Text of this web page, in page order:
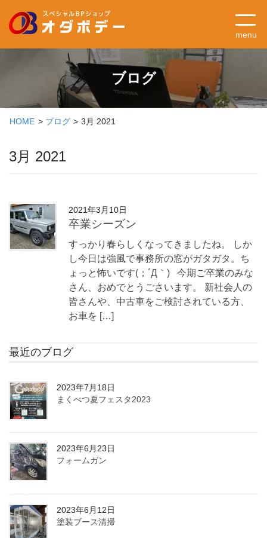
menu
ブログ
HOME ブログ 3月 2021
3月 2021
2021年3月10日
卒業シーズン
すっかり春らしくなってきましたね。 しか
し今日は強風で事務所の窓がガタガタ。ち
ょっと怖いです(；´Д｀) 今期ご卒業のみな
さん、おめでとうごさいます。 新社会人の
皆さんや、中古車をご検討されている方、
お車を […]
最近のブログ
2023年7月18日
まくべつ夏フェスタ2023
2023年6月23日
フォームガン
2023年6月12日
塗装ブース清掃